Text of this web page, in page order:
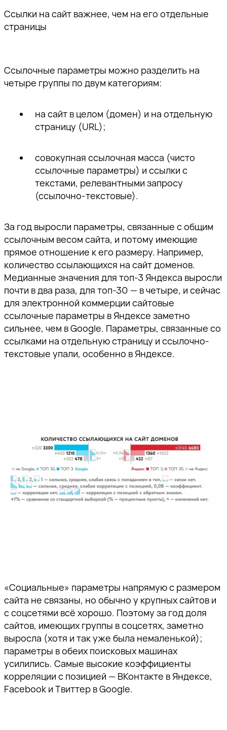
Ссылки на сайт важнее, чем на его отдельные
страницы
Ссылочные параметры можно разделить на
четыре группы по двум категориям:
на сайт в целом (домен) и на отдельную
страницу (URL);
совокупная ссылочная масса (чисто
ссылочные параметры) и ссылки с
текстами, релевантными запросу
(ссылочно-текстовые).
За год выросли параметры, связанные с общим
ссылочным весом сайта, и потому имеющие
прямое отношение к его размеру. Например,
количество ссылающихся на сайт доменов.
Медианные значения для топ-3 Яндекса выросли
почти в два раза, для топ-30 — в четыре, и сейчас
для электронной коммерции сайтовые
ссылочные параметры в Яндексе заметно
сильнее, чем в Google. Параметры, связанные со
ссылками на отдельную страницу и ссылочно-
текстовые упали, особенно в Яндексе.
«Социальные» параметры напрямую с размером
сайта не связаны, но обычно у крупных сайтов и
с соцсетями всё хорошо. Поэтому за год доля
сайтов, имеющих группы в соцсетях, заметно
выросла (хотя и так уже была немаленькой);
параметры в обеих поисковых машинах
усилились. Самые высокие коэффициенты
корреляции с позицией — ВКонтакте в Яндексе,
Facebook и Твиттер в Google.